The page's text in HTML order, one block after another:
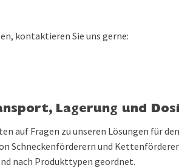
kontaktieren Sie uns gerne:
Lagerung und
auf Fragen zu unseren Lösungen für
Schneckenförderern und
nach Produkttypen geordnet.